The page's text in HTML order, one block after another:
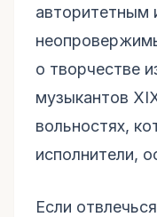
авторитетным
о творчестве
музыкантов
вольностях,
исполнители,
Если